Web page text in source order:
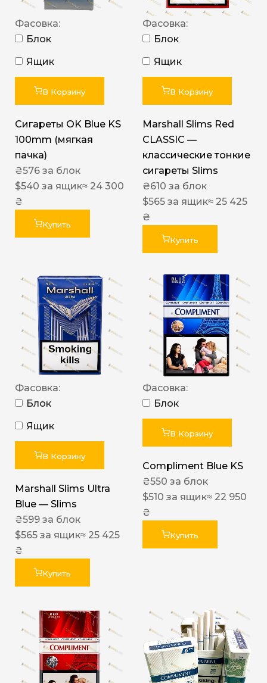
Фасовка:
Блок
Ящик
В Корзину
Сигареты OK Blue KS
100mm (мягкая
пачка)
₴576 за блок
$540 за ящик≈ 24 300
₴
Купить
Фасовка:
Блок
Ящик
В Корзину
Marshall Slims Red
CLASSIC —
классические тонкие
сигареты Slims
₴610 за блок
$565 за ящик≈ 25 425
₴
Купить
Фасовка:
Блок
Ящик
В Корзину
Marshall Slims Ultra
Blue — Slims
₴599 за блок
$565 за ящик≈ 25 425
₴
Купить
Фасовка:
Блок
В Корзину
Compliment Blue KS
₴550 за блок
$510 за ящик≈ 22 950
₴
Купить